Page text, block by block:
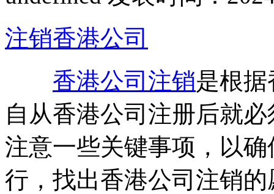
注销香港公司
香港公司注销是根
自从香港公司注册后就
注意一些关键事项，以
行，找出香港公司注销